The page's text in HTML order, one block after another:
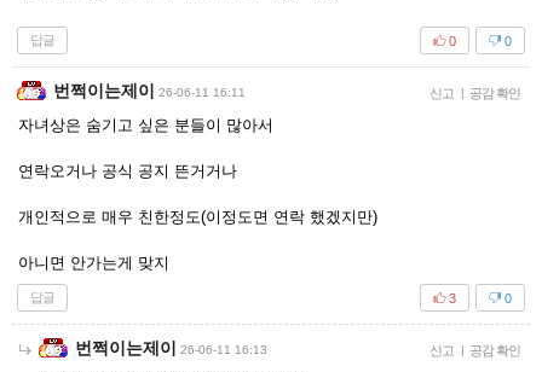
답글 0
0
번쩍이는제이 26-06-11 16:11 신고 | 공감 확인
자녀상은 숨기고 싶은 분들이 많아서
연락오거나 공식 공지 뜬거거나
개인적으로 매우 친한정도(이정도면 연락 했겠지만)
아니면 안가는게 맞지
답글 0
3
번쩍이는제이 26-06-11 16:13 신고 | 공감 확인